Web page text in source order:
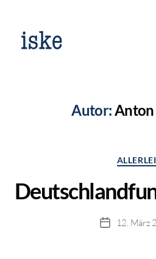
Autor:Anton
ALLERLEI
12. März